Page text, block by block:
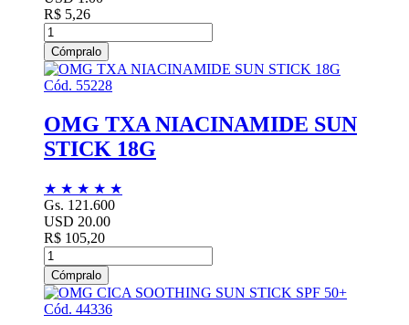
R$ 5,26
Cómpralo
Cód. 55228
OMG TXA NIACINAMIDE SUN
STICK 18G
★ ★ ★ ★ ★
Gs. 121.600
USD 20.00
R$ 105,20
Cómpralo
Cód. 44336